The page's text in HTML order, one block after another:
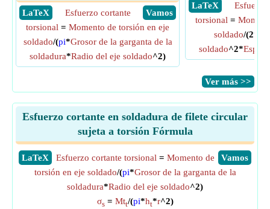
​ LaTeX
​ Vamos
Esfuerzo cortante
torsional = Momento de torsión en eje
soldado/(pi*Grosor de la garganta de la
soldadura*Radio del eje soldado^2)
​ LaTeX
Esfuerzo
torsional =
soldado/(2*
soldado^2*
​Ver más >>
Esfuerzo cortante en soldadura de filete circular
sujeta a torsión Fórmula
​LaTeX ​Vamos
Esfuerzo cortante torsional = Momento de
torsión en eje soldado/(pi*Grosor de la garganta de la
soldadura*Radio del eje soldado^2)
σs= Mtt/(pi*ht*r^2)